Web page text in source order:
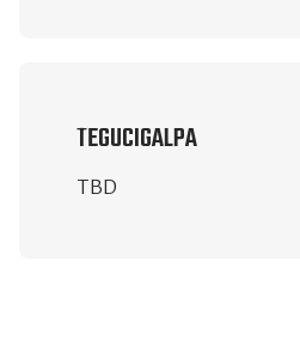
TEGUCIGALPA
TBD